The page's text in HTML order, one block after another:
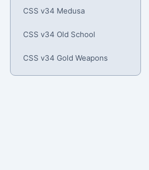
CSS v34 Medusa
CSS v34 Old School
CSS v34 Gold Weapons